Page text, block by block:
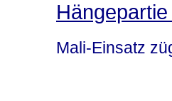
Mali-Einsatz